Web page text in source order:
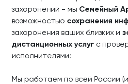
захоронений - мы Семейный
возможностью сохранения
захоронения ваших близких и
дистанционных услуг с
исполнителями:
Мы работаем по всей России